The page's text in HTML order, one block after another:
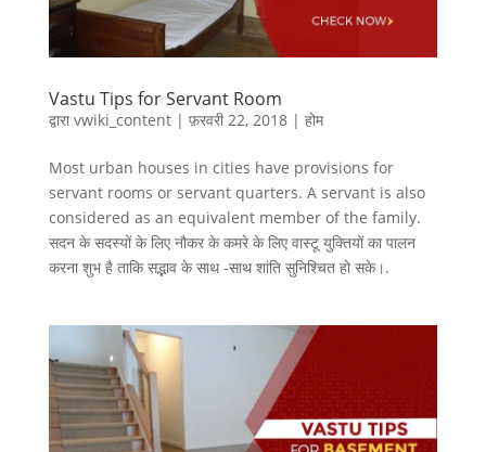
Vastu Tips for Servant Room
द्वाराvwiki_content| फ़रवरी 22, 2018| होम
Most urban houses in cities have provisions for
servant rooms or servant quarters. A servant is also
considered as an equivalent member of the family.
सदन के सदस्यों के लिए नौकर के कमरे के लिए वास्टू युक्तियों का पालन
करना शुभ है ताकि सद्भाव के साथ -साथ शांति सुनिश्चित हो सके।.